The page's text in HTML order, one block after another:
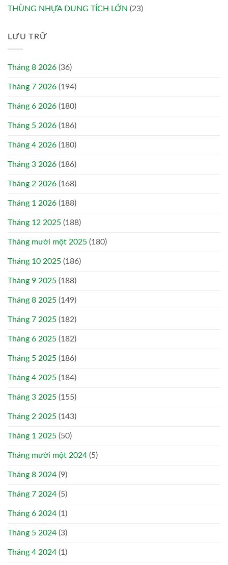
THÙNG NHỰA DUNG TÍCH LỚN (23)
LƯU TRỮ
Tháng 8 2026 (36)
Tháng 7 2026 (194)
Tháng 6 2026 (180)
Tháng 5 2026 (186)
Tháng 4 2026 (180)
Tháng 3 2026 (186)
Tháng 2 2026 (168)
Tháng 1 2026 (188)
Tháng 12 2025 (188)
Tháng mười một 2025 (180)
Tháng 10 2025 (186)
Tháng 9 2025 (188)
Tháng 8 2025 (149)
Tháng 7 2025 (182)
Tháng 6 2025 (182)
Tháng 5 2025 (186)
Tháng 4 2025 (184)
Tháng 3 2025 (155)
Tháng 2 2025 (143)
Tháng 1 2025 (50)
Tháng mười một 2024 (5)
Tháng 8 2024 (9)
Tháng 7 2024 (5)
Tháng 6 2024 (1)
Tháng 5 2024 (3)
Tháng 4 2024 (1)